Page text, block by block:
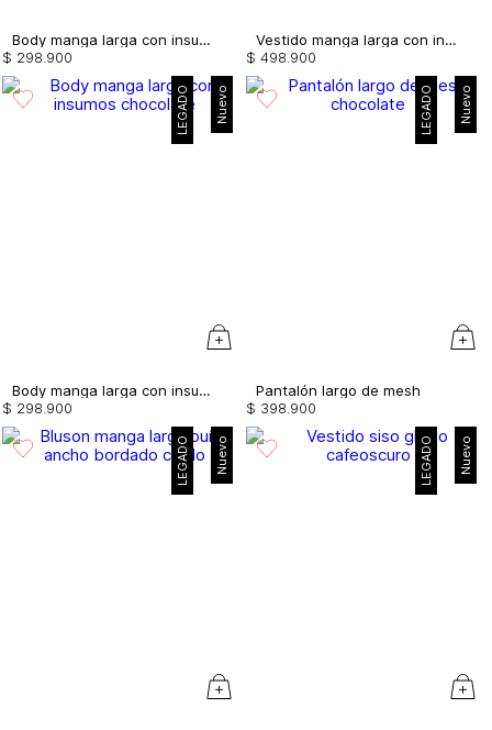
Body manga larga con insumos
$ 298 900
Vestido manga larga con insumos
$ 498 900
Nuevo
LEGADO
Body manga larga con insumos
$ 298 900
Nuevo
LEGADO
Pantalón largo de mesh
$ 398 900
Nuevo
LEGADO Nuevo
LEGADO